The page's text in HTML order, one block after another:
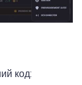
код: